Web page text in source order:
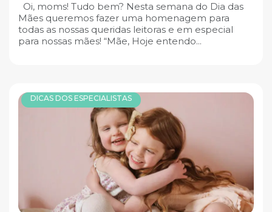
Oi, moms! Tudo bem? Nesta semana do Dia das
Mães queremos fazer uma homenagem para
todas as nossas queridas leitoras e em especial
para nossas mães! “Mãe, Hoje entendo...
DICAS DOS ESPECIALISTAS